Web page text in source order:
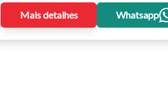
Mais detalhes Whatsapp